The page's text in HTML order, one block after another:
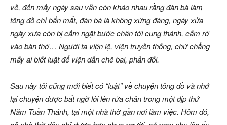
về, đến mấy ngày sau vẫn còn kháo nhau rằng đàn bà làm
tông đồ chỉ bẩn mắt, đàn bà là không xứng đáng, ngày xửa
ngày xưa còn bị cấm ngặt bước chân tới cung thánh, cấm rờ
vào bàn thờ… Người ta viện lệ, viện truyền thống, chứ chẳng
mấy ai biết luật để viện dẫn chê bai, phản đối.
Sau này tôi cũng mới biết có “luật” về chuyện tông đồ và nhớ
lại chuyện được bất ngờ lôi lên rửa chân trong một dịp thứ
Năm Tuần Thánh, tại một nhà thờ gần nơi làm việc. Hôm đó,